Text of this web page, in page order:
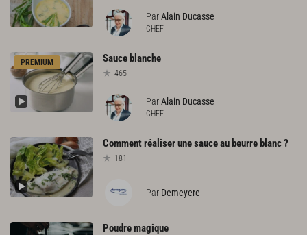
ParAlain Ducasse
CHEF
PREMIUM Sauce blanche
465
ParAlain Ducasse
CHEF
Commentréaliserunesauceau beurre blanc?
181
Par Demeyere
Poudremagique